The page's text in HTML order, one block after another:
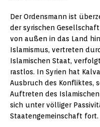
Der Ordensmann ist
der syrischen
von außen in das Land
Islamismus, vertreten
Islamischen Staat,
rastlos. In Syrien hat
Ausbruch des Konfliktes,
Auftreten des
sich unter völliger
Staatengemeinschaft fort.